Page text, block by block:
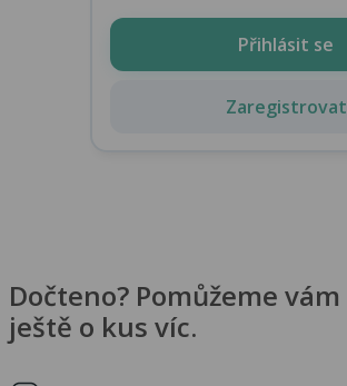
Přihlásit se
Zaregistrovat
Dočteno? Pomůžeme vám
ještě o kus víc.